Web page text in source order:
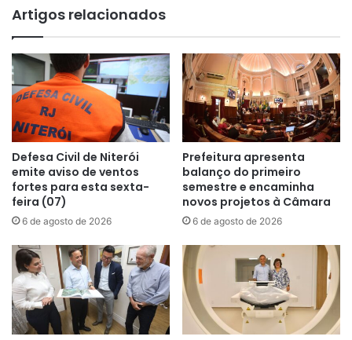
Artigos relacionados
Defesa Civil de Niterói
emite aviso de ventos
fortes para esta sexta-
feira (07)
6 de agosto de 2026
Prefeitura apresenta
balanço do primeiro
semestre e encaminha
novos projetos à Câmara
6 de agosto de 2026